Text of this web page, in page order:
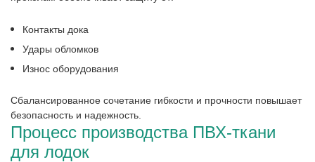
Контакты дока
Удары обломков
Износ оборудования
Сбалансированное сочетание гибкости и прочности повышает
безопасность и надежность.
Процесс производства ПВХ-ткани
для лодок